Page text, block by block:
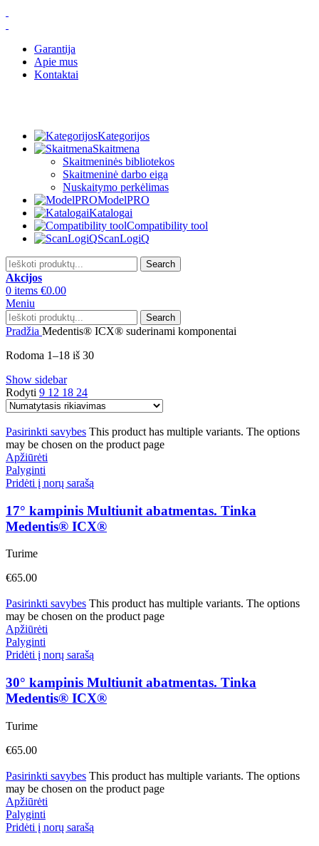
Garantija
Apie mus
Kontaktai
Kategorijos
Skaitmena
Skaitmeninės bibliotekos
Skaitmeninė darbo eiga
Nuskaitymo perkėlimas
ModelPRO
Katalogai
Compatibility tool
ScanLogiQ
Search
Akcijos
0 items €0.00
Meniu
Search
Pradžia Medentis® ICX® suderinami komponentai
Rodoma 1–18 iš 30
Show sidebar
Rodyti 9 12 18 24
Pasirinkti savybes This product has multiple variants. The options
may be chosen on the product page
Apžiūrėti
Palyginti
Pridėti į norų sarašą
17° kampinis Multiunit abatmentas. Tinka
Medentis® ICX®
Turime
€65.00
Pasirinkti savybes This product has multiple variants. The options
may be chosen on the product page
Apžiūrėti
Palyginti
Pridėti į norų sarašą
30° kampinis Multiunit abatmentas. Tinka
Medentis® ICX®
Turime
€65.00
Pasirinkti savybes This product has multiple variants. The options
may be chosen on the product page
Apžiūrėti
Palyginti
Pridėti į norų sarašą